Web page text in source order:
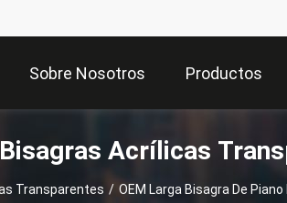
Sobre Nosotros Productos
Acrílicas
Transparentes / OEM Larga Bisagra De